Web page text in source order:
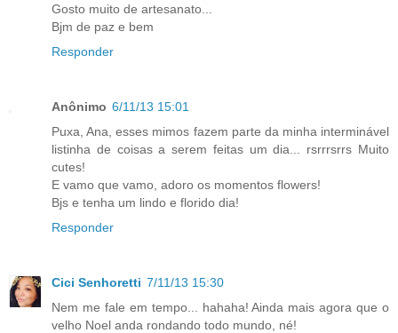
Gosto muito de artesanato...
Bjm de paz e bem
Responder
Anônimo 6/11/13 15:01
Puxa, Ana, esses mimos fazem parte da minha interminável
listinha de coisas a serem feitas um dia... rsrrrsrrs Muito
cutes!
E vamo que vamo, adoro os momentos flowers!
Bjs e tenha um lindo e florido dia!
Responder
Cici Senhoretti 7/11/13 15:30
Nem me fale em tempo... hahaha! Ainda mais agora que o
velho Noel anda rondando todo mundo, né!